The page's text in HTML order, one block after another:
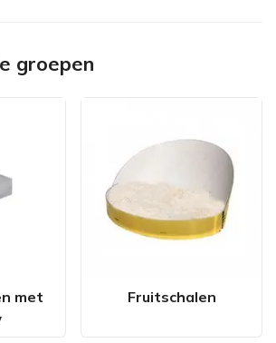
groepen
met
Fruitschalen